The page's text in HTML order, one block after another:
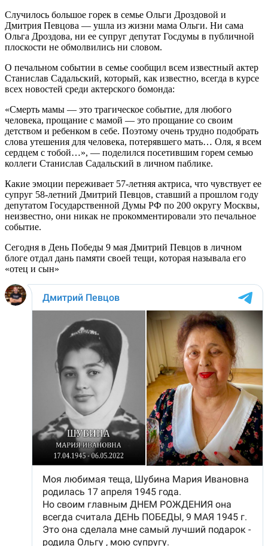
Случилось большое горек в семье Ольги Дроздовой и
Дмитрия Певцова — ушла из жизни мама Ольги. Ни сама
Ольга Дроздова, ни ее супруг депутат Госдумы в публичной
плоскости не обмолвились ни словом.
О печальном событии в семье сообщил всем известный актер
Станислав Садальский, который, как известно, всегда в курсе
всех новостей среди актерского бомонда:
«Смерть мамы — это трагическое событие, для любого
человека, прощание с мамой — это прощание со своим
детством и ребенком в себе. Поэтому очень трудно подобрать
слова утешения для человека, потерявшего мать… Оля, я всем
сердцем с тобой…», — поделился посетившим горем семью
коллеги Станислав Садальский в личном паблике.
Какие эмоции переживает 57-летняя актриса, что чувствует ее
супруг 58-летний Дмитрий Певцов, ставший а прошлом году
депутатом Государственной Думы РФ по 200 округу Москвы,
неизвестно, они никак не прокомментировали это печальное
событие.
Сегодня в День Победы 9 мая Дмитрий Певцов в личном
блоге отдал дань памяти своей тещи, которая называла его
«отец и сын»